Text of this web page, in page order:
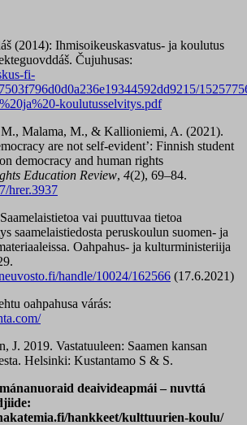
(2014): Ihmisoikeuskasvatus- ja koulutus
Čujuhusas:
fi-
koulutusselvitys.pdf
Malama, M., & Kallioniemi, A. (2021).
are not self-evident’: Finnish student
democracy and human rights
Education Review, 4(2), 69–84.
hrer.3937
vai puuttuvaa tietoa
saamelaistiedosta peruskoulun suomen- ja
Oahpahus- ja kulturministeriija
handle/10024/162566 (17.6.2021)
oahpahusa várás:
J. 2019. Vastatuuleen: Saamen kansan
Helsinki: Kustantamo S & S.
deaivideapmái – nuvttá
hankkeet/kulttuurien-koulu/